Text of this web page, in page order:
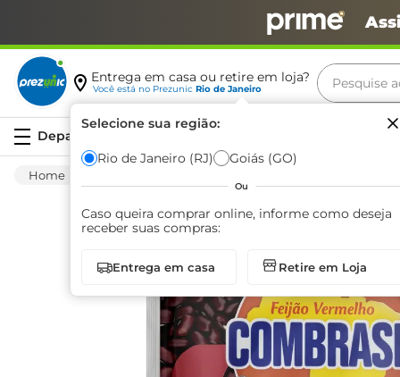
Entrega em casa ou retire em loja?
Você está no Prezunic Rio de Janeiro
Selecione sua região:
Rio de Janeiro (RJ) Goiás (GO)
Ou
Caso queira comprar online, informe como deseja
receber suas compras:
Entrega em casa Retire em Loja
Pesquise
Termos
café
azeite
arroz
iogurte